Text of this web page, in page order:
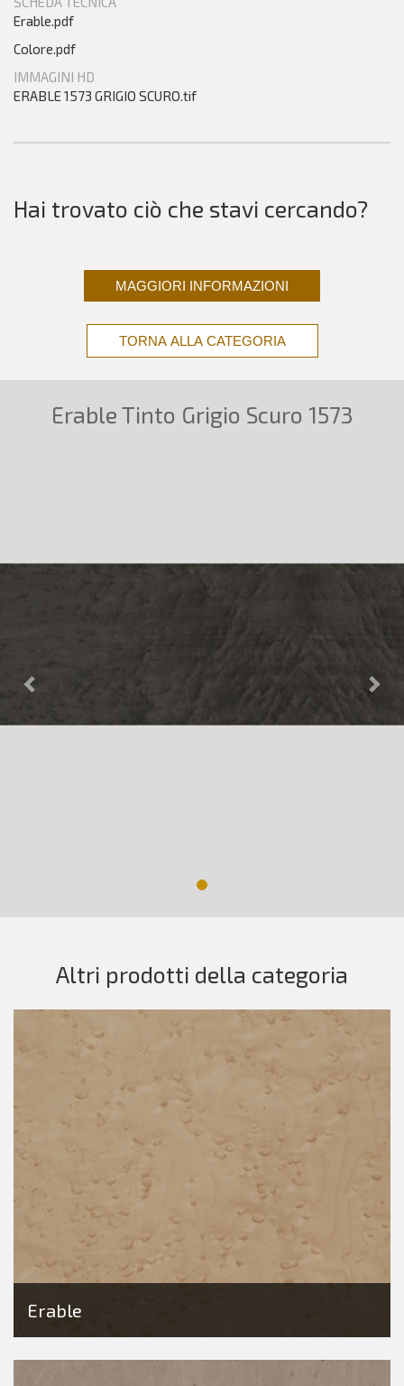
Erable.pdf
Colore.pdf
IMMAGINI HD
ERABLE 1573 GRIGIO SCURO.tif
Hai trovato ciò che stavi cercando?
MAGGIORI INFORMAZIONI
TORNA ALLA CATEGORIA
Erable Tinto Grigio Scuro 1573
Altri prodotti della categoria
Erable